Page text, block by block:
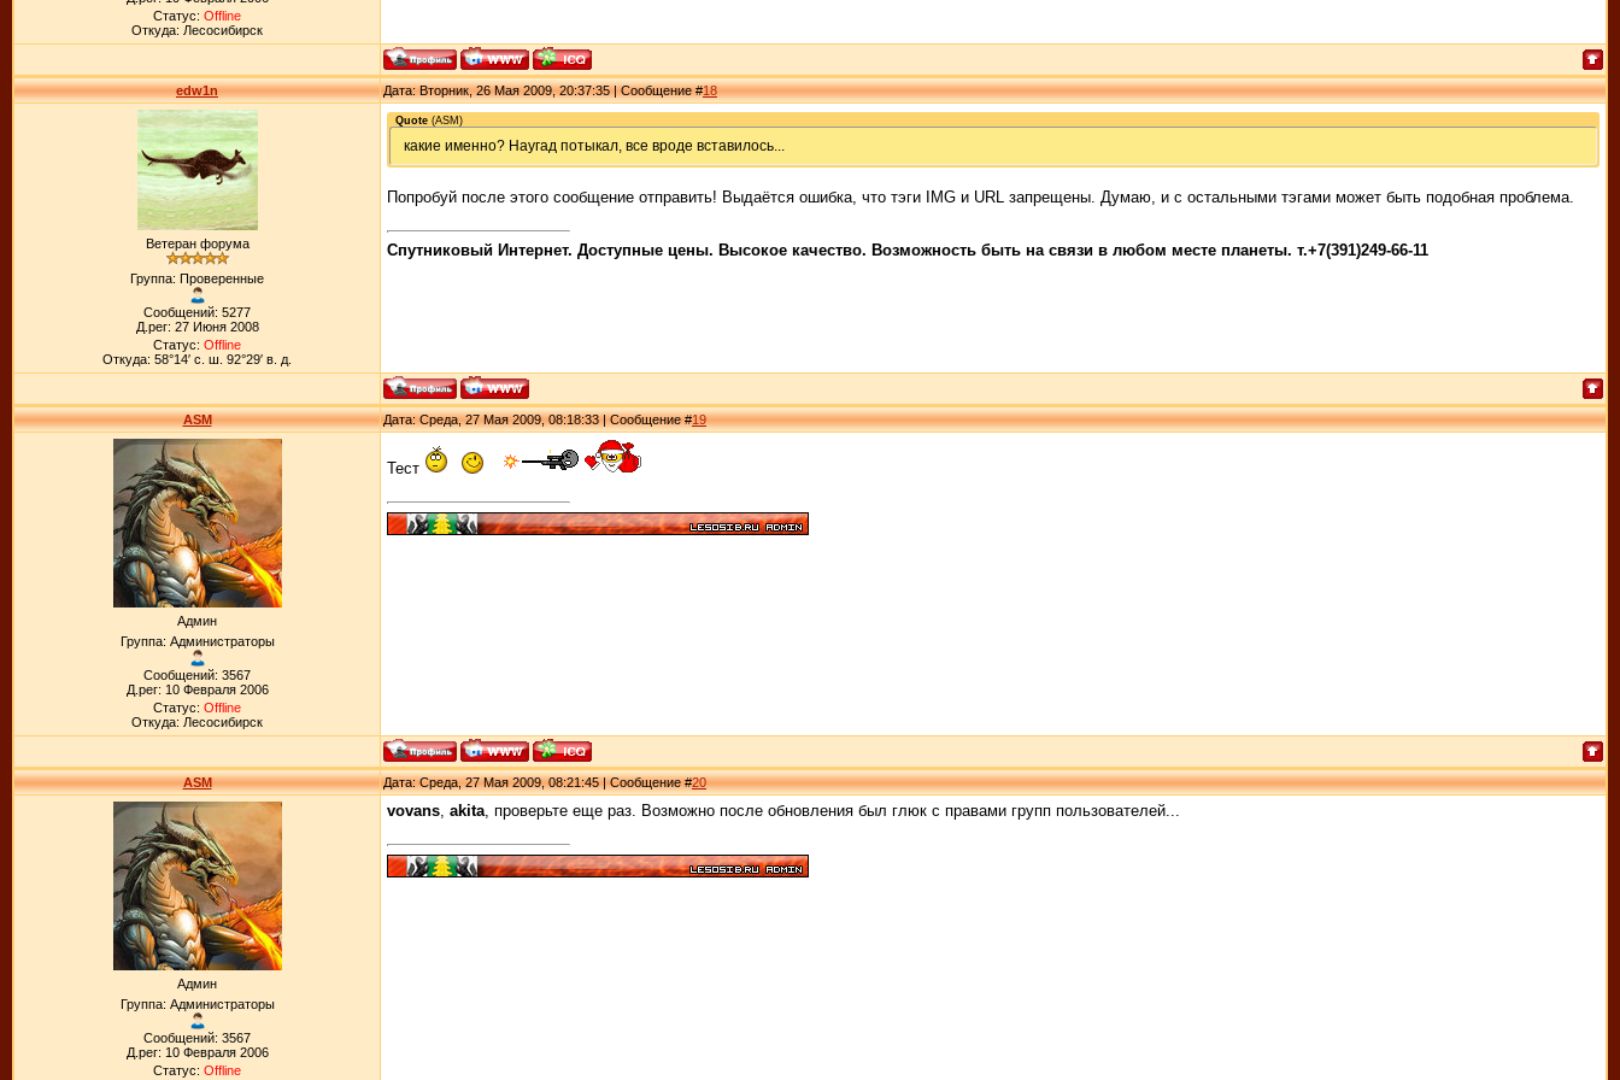
Статус: Offline
Откуда: Лесосибирск
edw1n Дата: Вторник, 26 Мая 2009, 20:37:35 | Сообщение #18
Ветеран форума
Группа: Проверенные
Сообщений: 5277
Д.рег: 27 Июня 2008
Статус: Offline
Откуда: 58°14′ с. ш. 92°29′ в. д.
Quote (ASM )
какие именно? Наугад потыкал, все вроде вставилось...
Попробуй после этого сообщение отправить! Выдаётся ошибка, что тэги IMG и URL запрещены. Думаю, и с остальными тэгами может быть подобная проблема.
Спутниковый Интернет. Доступные цены. Высокое качество. Возможность быть на связи в любом месте планеты. т.+7(391)249-66-11
ASM Дата: Среда, 27 Мая 2009, 08:18:33 | Сообщение #19
Админ
Группа: Администраторы
Сообщений: 3567
Д.рег: 10 Февраля 2006
Статус: Offline
Откуда: Лесосибирск
Тест
ASM Дата: Среда, 27 Мая 2009, 08:21:45 | Сообщение #20
Админ
Группа: Администраторы
Сообщений: 3567
Д.рег: 10 Февраля 2006
Статус: Offline
vovans, akita, проверьте еще раз. Возможно после обновления был глюк с правами групп пользователей...